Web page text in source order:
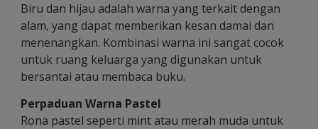
Biru dan hijau adalah warna yang terkait dengan
alam, yang dapat memberikan kesan damai dan
menenangkan. Kombinasi warna ini sangat cocok
untuk ruang keluarga yang digunakan untuk
bersantai atau membaca buku.
Perpaduan Warna Pastel
Rona pastel seperti mint atau merah muda untuk